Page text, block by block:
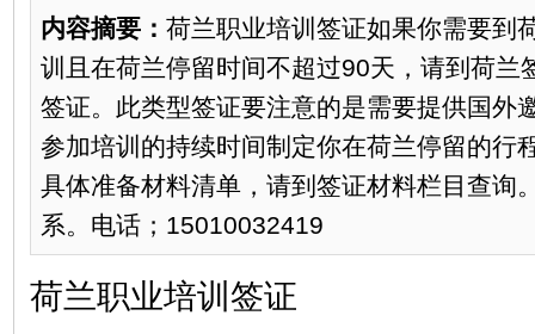
内容摘要： 荷兰职业培训签证如果你需要到
训且在荷兰停留时间不超过90天，请到荷兰
签证。此类型签证要注意的是需要提供国外
参加培训的持续时间制定你在荷兰停留的行
具体准备材料清单，请到签证材料栏目查询
系。电话；15010032419
荷兰职业培训签证